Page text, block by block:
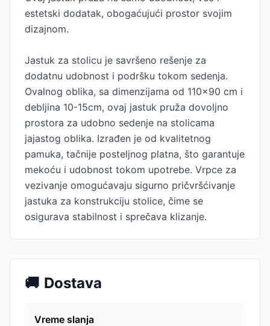
estetski dodatak, obogaćujući prostor svojim
dizajnom.
Jastuk za stolicu je savršeno rešenje za
dodatnu udobnost i podršku tokom sedenja.
Ovalnog oblika, sa dimenzijama od 110x90 cm i
debljina 10-15cm, ovaj jastuk pruža dovoljno
prostora za udobno sedenje na stolicama
jajastog oblika. Izrađen je od kvalitetnog
pamuka, tačnije posteljnog platna, što garantuje
mekoću i udobnost tokom upotrebe. Vrpce za
vezivanje omogućavaju sigurno pričvršćivanje
jastuka za konstrukciju stolice, čime se
osigurava stabilnost i sprečava klizanje.
🚚 Dostava
Vreme slanja